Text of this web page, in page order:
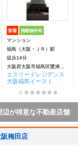
新着 掲載物件有
マンション
福島（大阪・ＪＲ）駅
徒歩14分
エスリードレジデンス
大阪福島イースト
辺が得意な不動産店舗
梅田店